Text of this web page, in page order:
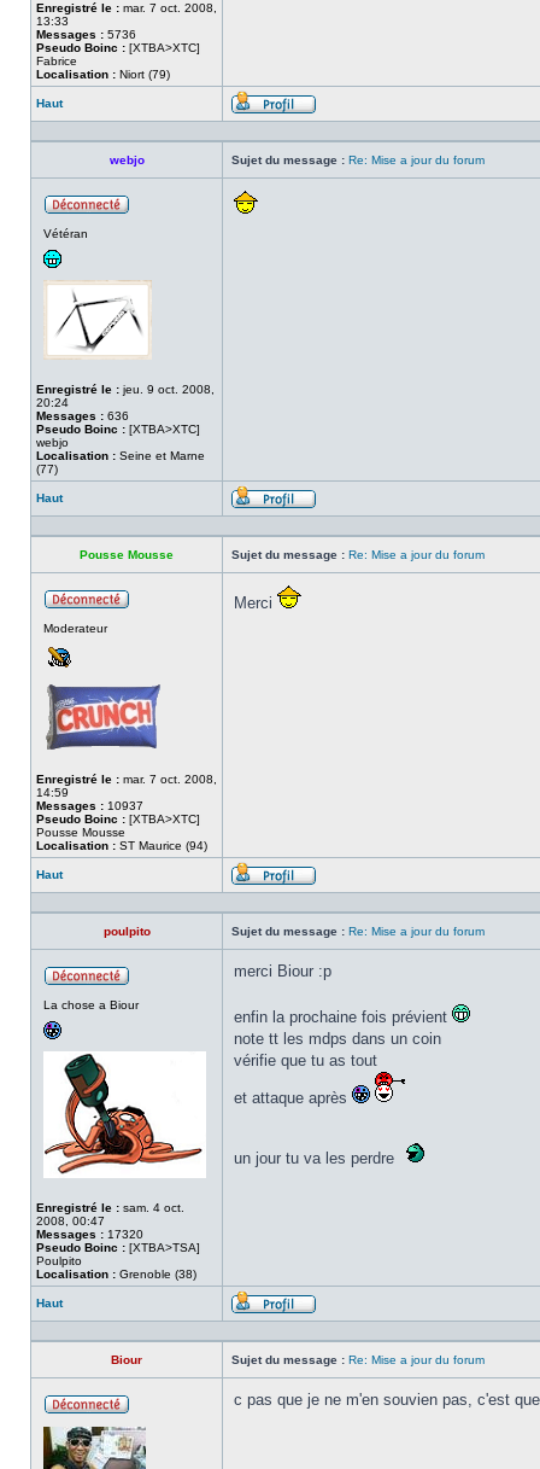
Enregistré le : mar. 7 oct. 2008,
13:33
Messages : 5736
Pseudo Boinc : [XTBA>XTC]
Fabrice
Localisation : Niort (79)
Haut
Profil
webjo Sujet du message : Re: Mise a jour du forum
Vétéran
Enregistré le : jeu. 9 oct. 2008,
20:24
Messages : 636
Pseudo Boinc : [XTBA>XTC]
webjo
Localisation : Seine et Marne
(77)
Haut
Profil
Pousse Mousse Sujet du message : Re: Mise a jour du forum
Moderateur
Enregistré le : mar. 7 oct. 2008,
14:59
Messages : 10937
Pseudo Boinc : [XTBA>XTC]
Pousse Mousse
Localisation : ST Maurice (94)
Merci
Haut
Profil
poulpito Sujet du message : Re: Mise a jour du forum
ligne
La chose a Biour
Enregistré le : sam. 4 oct.
2008, 00:47
Messages : 17320
Pseudo Boinc : [XTBA>TSA]
Poulpito
Localisation : Grenoble (38)
merci Biour :p
enfin la prochaine fois prévient
note tt les mdps dans un coin
vérifie que tu as tout
et attaque après
un jour tu va les perdre
Haut
Profil
Biour Sujet du message : Re: Mise a jour du forum
ligne
c pas que je ne m'en souvien pas, c'est